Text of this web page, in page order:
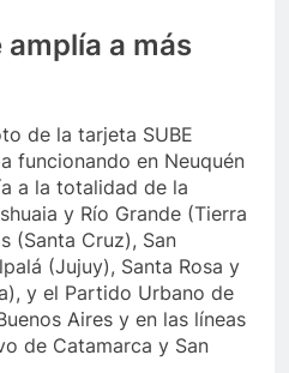
amplía a más
de la tarjeta SUBE
funcionando en Neuquén
a la totalidad de la
y Río Grande (Tierra
(Santa Cruz), San
(Jujuy), Santa Rosa y
y el Partido Urbano de
Aires y en las líneas
de Catamarca y San